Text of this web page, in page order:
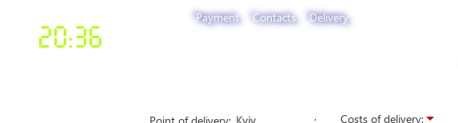
20:36
Payment Contacts Delivery
Point of delivery Costs of delivery: